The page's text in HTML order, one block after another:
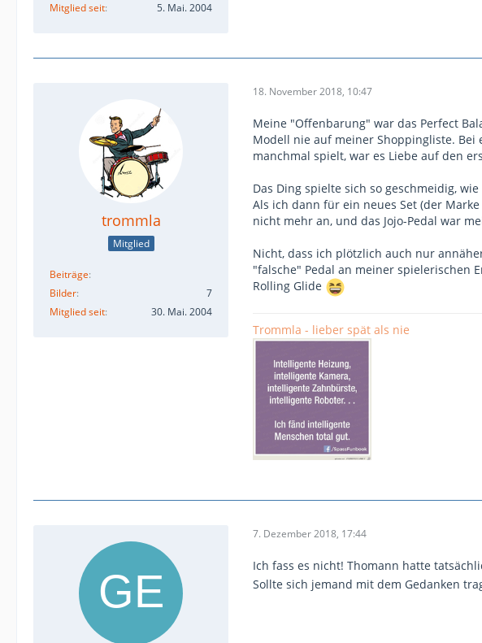
Mitglied seit
5. Mai. 2004
trommla
Mitglied
Beiträge
Bilder
7
Mitglied seit
30. Mai. 2004
18. November 2018, 10:47
Meine "Offenbarung" war das Perfect
Modell nie auf meiner Shoppingliste. Bei
manchmal spielt, war es Liebe auf den
Das Ding spielte sich so geschmeidig,
Als ich dann für ein neues Set (der
nicht mehr an, und das Jojo-Pedal war
Nicht, dass ich plötzlich auch nur
"falsche" Pedal an meiner spielerischen
Rolling Glide
Trommla - lieber spät als nie
7. Dezember 2018, 17:44
Ich fass es nicht! Thomann hatte
Sollte sich jemand mit dem Gedanken